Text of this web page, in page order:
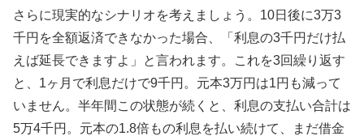
さらに現実的なシナリオを考えましょう。10日後に3万3
千円を全額返済できなかった場合、「利息の3千円だけ払
えば延長できますよ」と言われます。これを3回繰り返す
と、1ヶ月で利息だけで9千円。元本3万円は1円も減って
いません。半年間この状態が続くと、利息の支払い合計は
5万4千円。元本の1.8倍もの利息を払い続けて、まだ借金